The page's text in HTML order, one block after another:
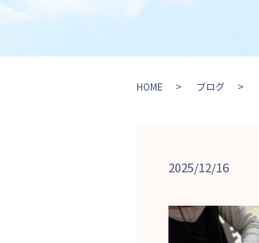
HOME ブログ
2025/12/16